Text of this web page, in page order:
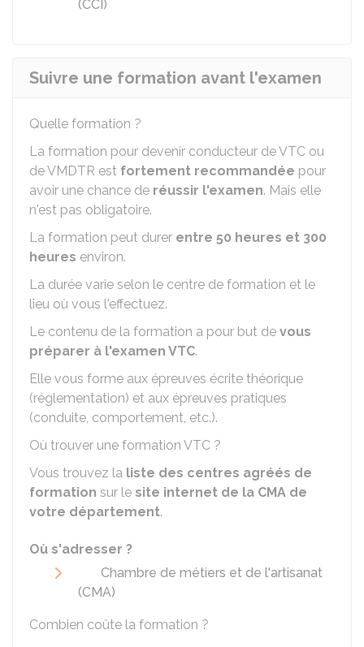
(CCI)
Suivre une formation avant l'examen
Quelle formation ?
La formation pour devenir conducteur deVTC ou
deVMDTR est fortement recommandée pour
avoir une chance de réussir l'examen. Mais elle
n'est pas obligatoire.
La formation peut durer entre 50 heures et 300
heures environ.
La durée varie selon le centre de formation et le
lieu où vous l'effectuez.
Le contenu de la formation a pour but de vous
préparer à l'examen VTC.
Elle vous forme aux épreuves écrite théorique
(réglementation) et aux épreuves pratiques
(conduite, comportement, etc.).
Où trouver une formation VTC ?
Vous trouvez la liste des centres agréés de
formation sur le site internet de la CMA de
votre département.
Où s'adresser ?
Chambre de métiers et de l'artisanat
(CMA)
Combien coûte la formation ?